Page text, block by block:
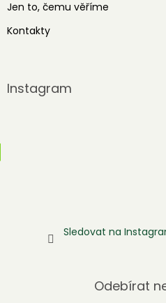
Jen to, čemu věříme
Kontakty
Instagram
Sledovat na
Odebírat